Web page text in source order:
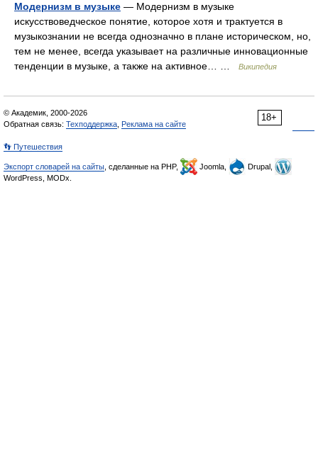
Модернизм в музыке — Модернизм в музыке
искусствоведческое понятие, которое хотя и трактуется в
музыкознании не всегда однозначно в плане историческом, но,
тем не менее, всегда указывает на различные инновационные
тенденции в музыке, а также на активное… …
Википедия
18+
© Академик, 2000-2026
Обратная связь: Техподдержка Реклама на сайте
👣 Путешествия
Экспорт словарей на сайты , сделанные на PHP, Joomla,
Drupal,
WordPress, MODx.